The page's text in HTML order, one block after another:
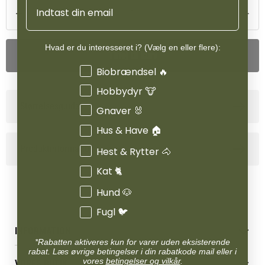
driftssikker og naturlig metode til at skabe mere ro for både hest
og ejer i udendørsområder.
Tilføj til kurv
Produktinformation
INFORMATION
Betingelser & vilkår
Hvad er du interesseret i? (Vælg en eller flere):
Interesser
Biobrændsel 🔥
Hobbydyr 🐮
Gnaver 🐰
Hus & Have 🏠
Hest & Rytter 🐴
Kat 🐈
Hund 🐶
Fugl 🐦
*Rabatten aktiveres kun for varer uden eksisterende
rabat. Læs øvrige betingelser i din rabatkode mail eller i
vores betingelser og vilkår.